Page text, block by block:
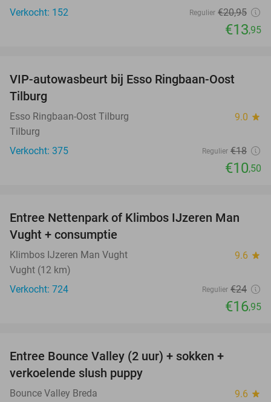
Verkocht: 152
Regulier €20,95
€13,95
42%
VIP-autowasbeurt bij Esso Ringbaan-Oost
Tilburg
Esso Ringbaan-Oost Tilburg 9.0 star
Tilburg
Verkocht: 375
Regulier €18
€10,50
29%
Entree Nettenpark of Klimbos IJzeren Man
Vught + consumptie
Klimbos IJzeren Man Vught 9.6 star
Vught (12 km)
Verkocht: 724
Regulier €24
€16,95
Entree Bounce Valley (2 uur) + sokken +
verkoelende slush puppy
Bounce Valley Breda 9.6 star